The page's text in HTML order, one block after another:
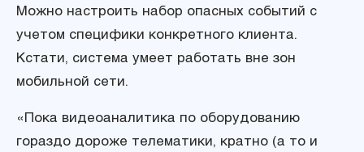
Можно настроить набор опасных событий с
учетом специфики конкретного клиента.
Кстати, система умеет работать вне зон
мобильной сети.
«Пока видеоаналитика по оборудованию
гораздо дороже телематики, кратно (а то и